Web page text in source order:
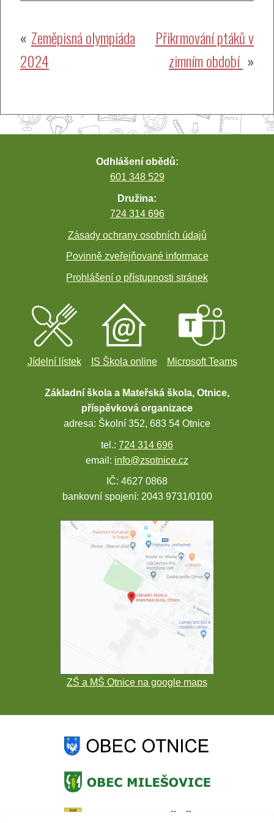
Navigace
pro
Zeměpisná olympiáda
2024
Přikrmování ptáků v
zimním období
Odhlášení obědů:
601 348 529
Družina:
724 314 696
Zásady ochrany osobních údajů
Povinně zveřejňované informace
Prohlášení o přístupnosti stránek
Jídelní lístek IS Škola online Microsoft Teams
Základní škola a Mateřská škola, Otnice,
příspěvková organizace
adresa: Školní 352, 683 54 Otnice
tel.: 724 314 696
email: info@zsotnice.cz
IČ: 4627 0868
bankovní spojení: 2043 9731/0100
ZŠ a MŠ Otnice na google maps